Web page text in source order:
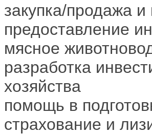
закупка/продажа
предоставление
мясное
разработка
хозяйства
помощь в
страхование и